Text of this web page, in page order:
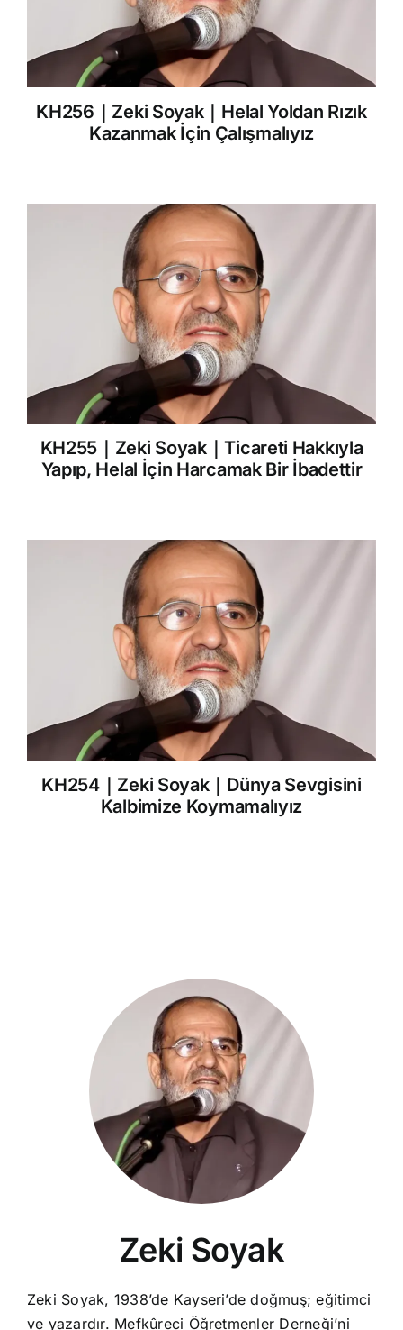
KH256｜Zeki Soyak｜Helal Yoldan Rızık
Kazanmak İçin Çalışmalıyız
KH255｜Zeki Soyak｜Ticareti Hakkıyla
Yapıp, Helal İçin Harcamak Bir İbadettir
KH254｜Zeki Soyak｜Dünya Sevgisini
Kalbimize Koymamalıyız
Zeki Soyak
Zeki Soyak, 1938’de Kayseri’de doğmuş; eğitimci
ve yazardır. Mefkûreci Öğretmenler Derneği’ni